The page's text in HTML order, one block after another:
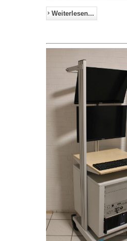
Weiterlesen...